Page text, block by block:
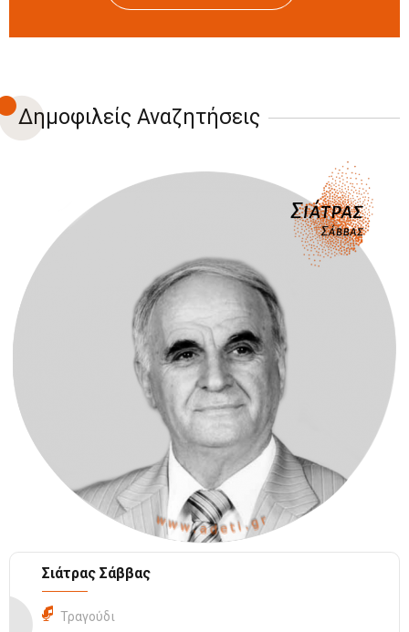
Δημοφιλείς Αναζητήσεις
Σιάτρας Σάββας
Τραγούδι